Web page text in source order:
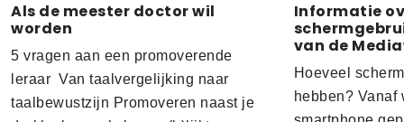
Als de meester doctor wil
worden
5 vragen aan een promoverende
leraar Van taalvergelijking naar
taalbewustzijn Promoveren naast je
Informatie
van de
Hoeveel
hebben?